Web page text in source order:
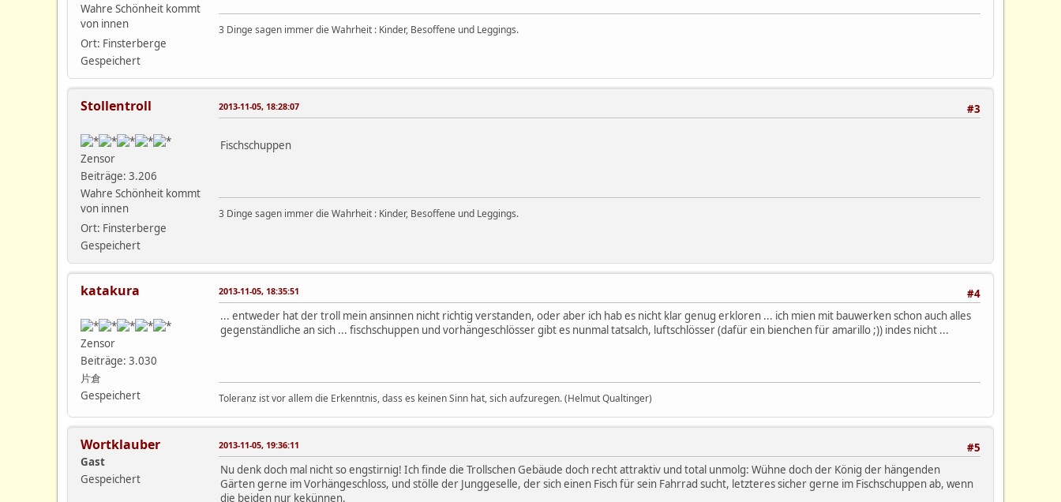
Wahre Schönheit kommt
von innen
Ort: Finsterberge
Gespeichert
3 Dinge sagen immer die Wahrheit : Kinder, Besoffene und Leggings.
Stollentroll
Zensor
Beiträge: 3.206
Wahre Schönheit kommt
von innen
Ort: Finsterberge
Gespeichert
#3
2013-11-05, 18:28:07
Fischschuppen
3 Dinge sagen immer die Wahrheit : Kinder, Besoffene und Leggings.
katakura
Zensor
Beiträge: 3.030
片倉
Gespeichert
#4
2013-11-05, 18:35:51
... entweder hat der troll mein ansinnen nicht richtig verstanden, oder aber ich hab es nicht klar genug erkloren ... ich mien mit bauwerken schon auch alles
gegenständliche an sich ... fischschuppen und vorhängeschlösser gibt es nunmal tatsalch, luftschlösser (dafür ein bienchen für amarillo ;)) indes nicht ...
Toleranz ist vor allem die Erkenntnis, dass es keinen Sinn hat, sich aufzuregen. (Helmut Qualtinger)
Wortklauber
Gast
Gespeichert
#5
2013-11-05, 19:36:11
Nu denk doch mal nicht so engstirnig! Ich finde die Trollschen Gebäude doch recht attraktiv und total unmolg: Wühne doch der König der hängenden
Gärten gerne im Vorhängeschloss, und stölle der Junggeselle, der sich einen Fisch für sein Fahrrad sucht, letzteres sicher gerne im Fischschuppen ab, wenn
die beiden nur kekünnen.